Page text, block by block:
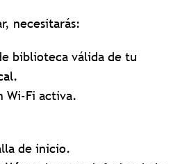
necesitarás:
biblioteca válida de tu
Wi-Fi activa.
de inicio.